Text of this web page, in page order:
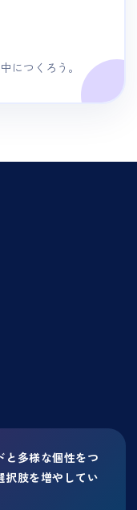
につくろう。
と多様な個性をつ
択肢を増やしてい